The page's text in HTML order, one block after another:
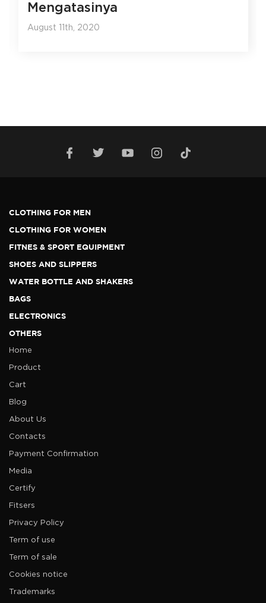
Mengatasinya
August 11th, 2020
CLOTHING FOR MEN
CLOTHING FOR WOMEN
FITNES & SPORT EQUIPMENT
SHOES AND SLIPPERS
WATER BOTTLE AND SHAKERS
BAGS
ELECTRONICS
OTHERS
Home
Product
Cart
Blog
About Us
Contacts
Payment Confirmation
Media
Certify
Fitsers
Privacy Policy
Term of use
Term of sale
Cookies notice
Trademarks